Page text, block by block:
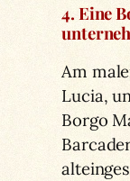
4. Eine
Am
Lucia,
Borgo